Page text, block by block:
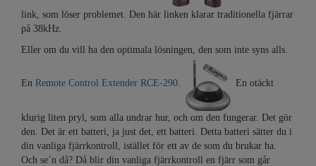
link, som löser problemet. Den här linken klarar traditionella fjärrar
på 38kHz.
Eller om du vill ha den optimala lösningen, den som inte syns alls.
En Remote Control Extender RCE-290. En otäckt
klurig liten pryl, som alla undrar hur, och om den fungerar. Det gör
den. Det är ett batteri, ja just det, ett batteri. Detta batteri sätter du i
din vanliga fjärrkontroll, istället för ett av de som du brukar ha.
Och se´n då? Då blir din vanliga fjärrkontroll en fjärr som går